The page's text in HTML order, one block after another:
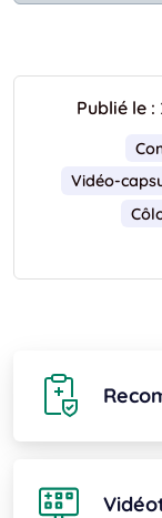
Publié le :
Vidéo-